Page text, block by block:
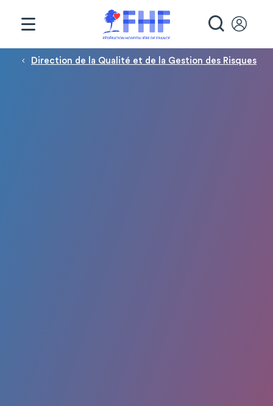
Fil d'Ariane
Direction de la Qualité et de la Gestion des Risques
Panneau de gestion des cookies